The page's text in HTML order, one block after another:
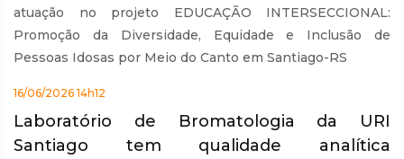
atuação no projeto EDUCAÇÃO INTERSECCIONAL:
Promoção da Diversidade, Equidade e Inclusão de
Pessoas Idosas por Meio do Canto em Santiago-RS
16/06/2026 14h12
Laboratório de Bromatologia da URI
Santiago tem qualidade analítica